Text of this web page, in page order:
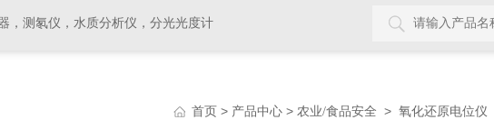
，测氡仪，水质分析仪，分光光度计
首页 > 产品中心 > 农业/食品安全 > 氧化还原电位仪